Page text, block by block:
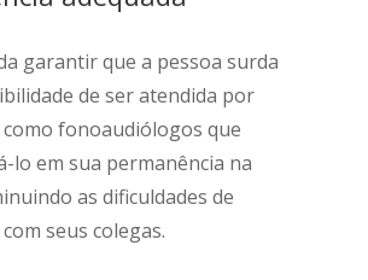
garantir que a pessoa surda
de ser atendida por
fonoaudiólogos que
lo em sua permanência na
as dificuldades de
seus colegas.